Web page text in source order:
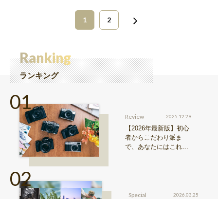
1 2
Ranking
ランキング
Review 2025.12.29
【2026年最新版】初心
者からこだわり派ま
で、あなたにはこれが
Special 2026.03.25